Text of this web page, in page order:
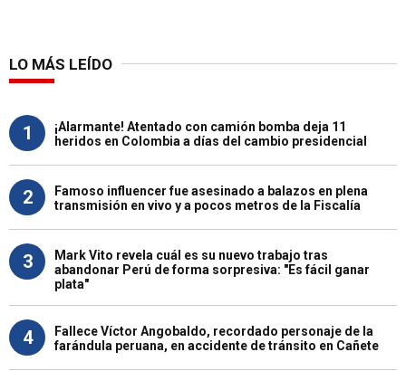
LO MÁS LEÍDO
1
¡Alarmante! Atentado con camión bomba deja 11
heridos en Colombia a días del cambio presidencial
2
Famoso influencer fue asesinado a balazos en plena
transmisión en vivo y a pocos metros de la Fiscalía
3
Mark Vito revela cuál es su nuevo trabajo tras
abandonar Perú de forma sorpresiva: "Es fácil ganar
plata"
4
Fallece Víctor Angobaldo, recordado personaje de la
farándula peruana, en accidente de tránsito en Cañete